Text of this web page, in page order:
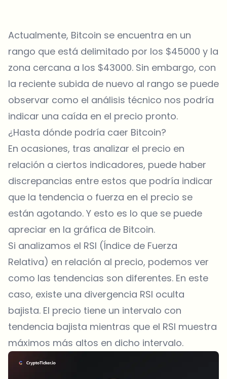
Actualmente, Bitcoin se encuentra en un
rango que está delimitado por los $45000 y la
zona cercana a los $43000. Sin embargo, con
la reciente subida de nuevo al rango se puede
observar como el análisis técnico nos podría
indicar una caída en el precio pronto.
¿Hasta dónde podría caer Bitcoin?
En ocasiones, tras analizar el precio en
relación a ciertos indicadores, puede haber
discrepancias entre estos que podría indicar
que la tendencia o fuerza en el precio se
están agotando. Y esto es lo que se puede
apreciar en la gráfica de Bitcoin.
Si analizamos el RSI (Índice de Fuerza
Relativa) en relación al precio, podemos ver
como las tendencias son diferentes. En este
caso, existe una divergencia RSI oculta
bajista. El precio tiene un intervalo con
tendencia bajista mientras que el RSI muestra
máximos más altos en dicho intervalo.